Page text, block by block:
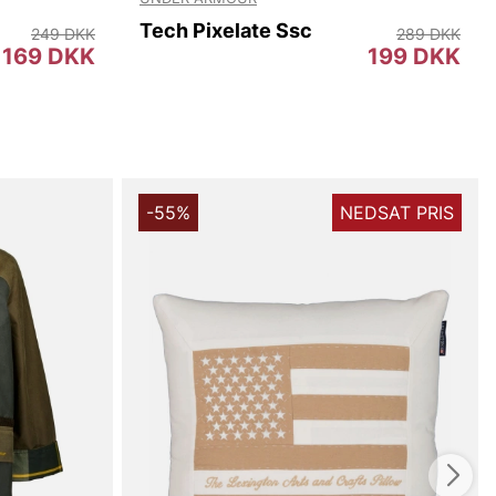
169 DKK
249 DKK Tech Pixelate Ssc
199 DKK
289 DKK
-55% NEDSAT PRIS